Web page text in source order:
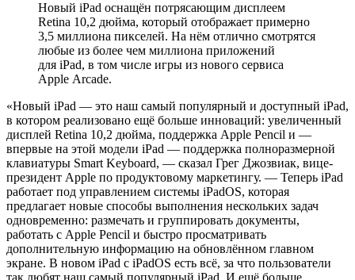
Новый iPad оснащён потрясающим дисплеем
Retina 10,2 дюйма, который отображает примерно
3,5 миллиона пикселей. На нём отлично смотрятся
любые из более чем миллиона приложений
для iPad, в том числе игры из нового сервиса
Apple Arcade.
«‎Новый iPad — это наш самый популярный и доступный iPad,
в котором реализовано ещё больше инноваций: увеличенный
дисплей Retina 10,2 дюйма, поддержка Apple Pencil и —
впервые на этой модели iPad — поддержка полноразмерной
клавиатуры Smart Keyboard, — сказал Грег Джозвиак, вице-
президент Apple по продуктовому маркетингу. — Теперь iPad
работает под управлением системы iPadOS, которая
предлагает новые способы выполнения нескольких задач
одновременно: размечать и группировать документы,
работать с Apple Pencil и быстро просматривать
дополнительную информацию на обновлённом главном
экране. В новом iPad с iPadOS есть всё, за что пользователи